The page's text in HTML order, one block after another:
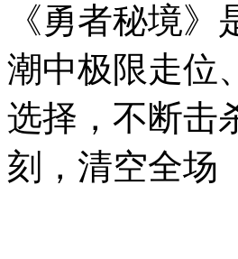
《勇者秘境
潮中极限走位
选择，不断击
刻，清空全场